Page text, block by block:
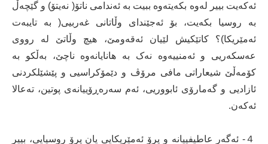
ئەکەیت بییر لەوە بکەیتەوە ببیت بە ئەندامی ناتۆ( نەیتۆ) و گێچەڵ
بە روسیا بکەیت، بۆ ئەجێندای وڵاتانی غەربیی( بە تایبەت
ئەمێریکا)؟ کاتێکیش لێیان ئەقەومێ، هیچ وڵاتێ لە رووی
عەسکەریی و ئەمنییەوە نەک بە هانایانەوە ناچێ، بەڵکو بە
کۆمەڵێ شیعاراتی مافی مرۆڤ و دێمۆکراسیی و پێشێلکردنی
ئازادیی و گەمارۆی ئابووریی، ئەم سەرەڕۆییانەی پوتین، تەعالا
ئەکەن.
４- ئەگەر عاطیفییانە و پرۆ ئەمێریکایی یان پرۆ روسیایی، بییر